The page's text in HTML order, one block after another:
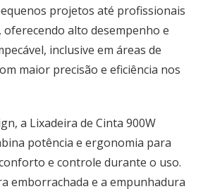
projetos até profissionais
oferecendo alto desempenho e
inclusive em áreas de
maior precisão e eficiência nos
a Lixadeira de Cinta 900W
potência e ergonomia para
e controle durante o uso.
emborrachada e a empunhadura